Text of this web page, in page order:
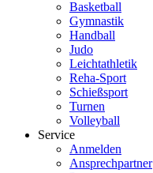
Basketball
Gymnastik
Handball
Judo
Leichtathletik
Reha-Sport
Schießsport
Turnen
Volleyball
Service
Anmelden
Ansprechpartner